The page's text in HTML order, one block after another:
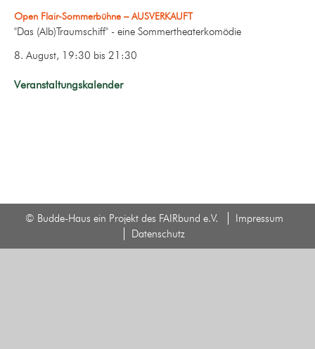
Open Flair-Sommerbühne – AUSVERKAUFT
"Das (Alb)Traumschiff" - eine Sommertheaterkomödie
8. August, 19:30 bis 21:30
Veranstaltungskalender
© Budde-Haus ein Projekt des FAIRbund e.V.
Impressum
Datenschutz